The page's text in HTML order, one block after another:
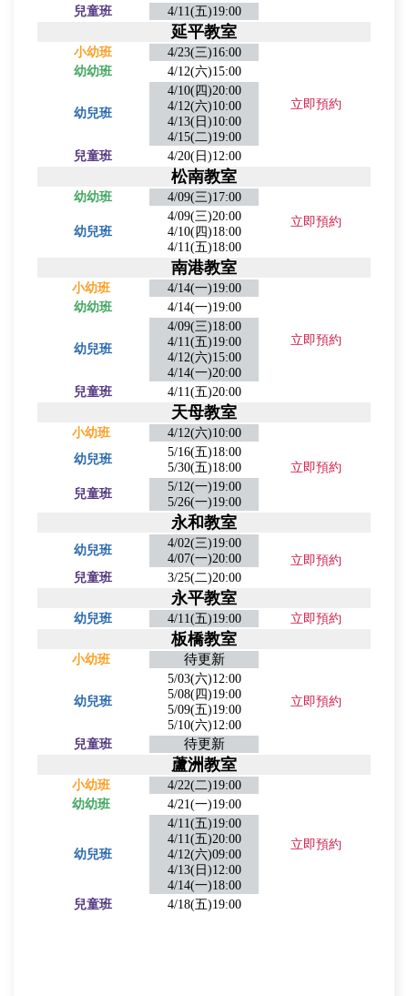
兒童班
4/11(五)19:00
延平教室
小幼班 4/23(三)16:00
立即預約
幼幼班 4/12(六)15:00
幼兒班
4/10(四)20:00
4/12(六)10:00
4/13(日)10:00
4/15(二)19:00
兒童班
4/20(日)12:00
松南教室
幼幼班
4/09(三)17:00
立即預約
幼兒班
4/09(三)20:00
4/10(四)18:00
4/11(五)18:00
南港教室
小幼班 4/14(一)19:00
立即預約
幼幼班 4/14(一)19:00
幼兒班
4/09(三)18:00
4/11(五)19:00
4/12(六)15:00
4/14(一)20:00
兒童班
4/11(五)20:00
天母教室
小幼班 4/12(六)10:00
立即預約
幼兒班
5/16(五)18:00
5/30(五)18:00
兒童班
5/12(一)19:00
5/26(一)19:00
永和教室
幼兒班
4/02(三)19:00
4/07(一)20:00
立即預約
兒童班
3/25(二)20:00
永平教室
幼兒班 4/11(五)19:00 立即預約
板橋教室
小幼班 待更新
立即預約
幼兒班
5/03(六)12:00
5/08(四)19:00
5/09(五)19:00
5/10(六)12:00
兒童班
待更新
蘆洲教室
小幼班 4/22(二)19:00
立即預約
幼幼班 4/21(一)19:00
幼兒班
4/11(五)19:00
4/11(五)20:00
4/12(六)09:00
4/13(日)12:00
4/14(一)18:00
兒童班
4/18(五)19:00